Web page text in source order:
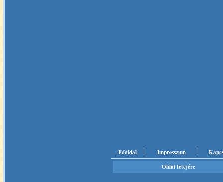
Főoldal Impresszum
Oldal tetejére